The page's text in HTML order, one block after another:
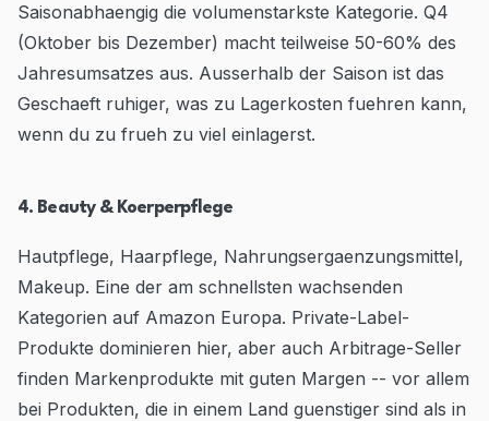
Saisonabhaengig die volumenstarkste Kategorie. Q4
(Oktober bis Dezember) macht teilweise 50-60% des
Jahresumsatzes aus. Ausserhalb der Saison ist das
Geschaeft ruhiger, was zu Lagerkosten fuehren kann,
wenn du zu frueh zu viel einlagerst.
4. Beauty & Koerperpflege
Hautpflege, Haarpflege, Nahrungsergaenzungsmittel,
Makeup. Eine der am schnellsten wachsenden
Kategorien auf Amazon Europa. Private-Label-
Produkte dominieren hier, aber auch Arbitrage-Seller
finden Markenprodukte mit guten Margen -- vor allem
bei Produkten, die in einem Land guenstiger sind als in